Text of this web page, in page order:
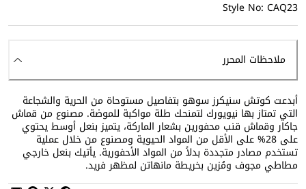
Style No: CAQ23
ملاحظات المحرر
أبدعت كوتش سنيكرز سوهو بتفاصيل مستوحاة من الحرية والشجاعة
التي تمتاز بها نيويورك لتمنحك طلة مواكبة للموضة. مصنوع من قماش
جاكار وقماش قنب محفورين بشعار الماركة، يتميز بنعل أوسط يحتوي
على 28% على الأقل من المواد الحيوية ومصنوع من خلال عملية
تستخدم مصادر متجددة بدلاً من المواد الأحفورية. يأتيك بنعل خارجي
مطاطي مجوف ومُزين بخريطة مانهاتن لمظهر فريد.